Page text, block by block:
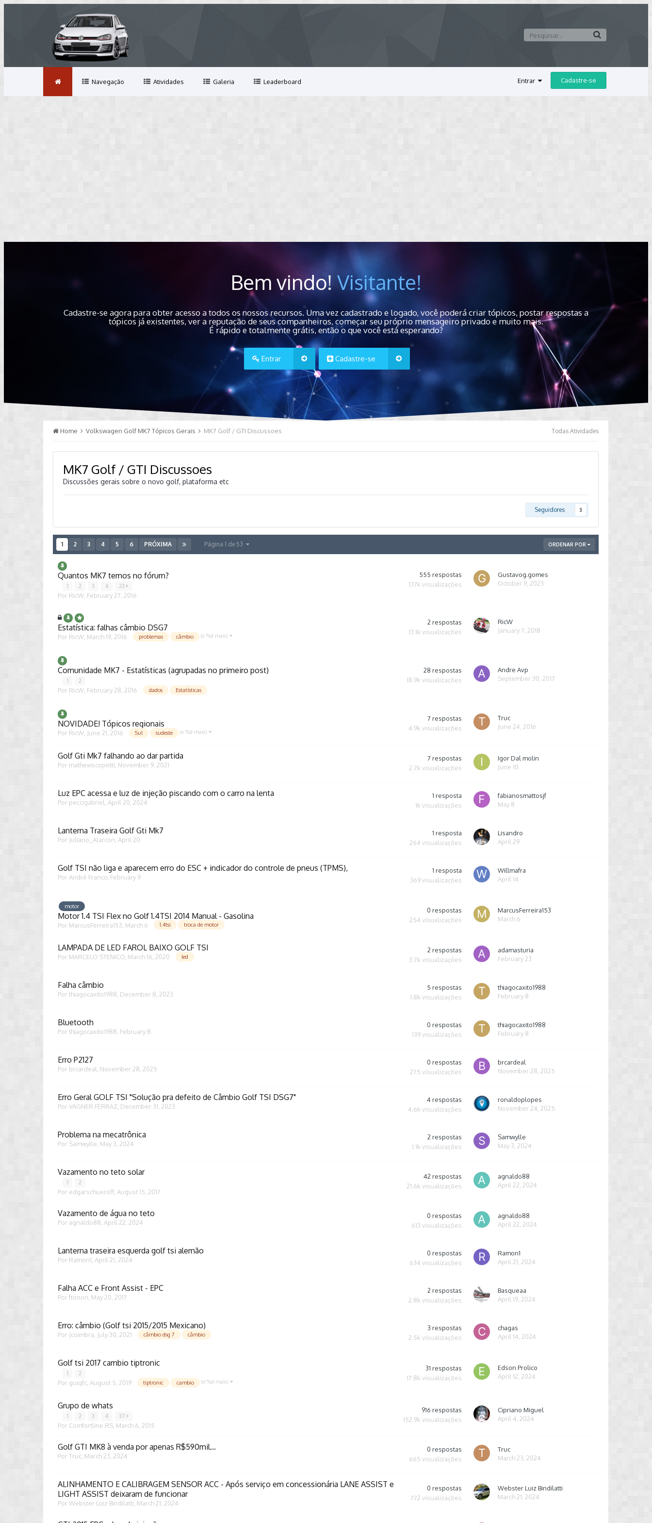
Entrar Cadastre-se
Navegação Atividades Galeria Leaderboard
Bem vindo!Visitante!
Cadastre-se agora para obter acesso a todos os nossos recursos. Uma vez cadastrado e logado, você poderá criar tópicos, postar respostas a
tópicos já existentes, ver a reputação de seus companheiros, começar seu próprio mensageiro privado e muito mais.
É rápido e totalmente grátis, então o que você está esperando?
Entrar Cadastre-se
Todas Atividades
Home Volkswagen Golf MK7 Tópicos Gerais MK7 Golf / GTI Discussoes
MK7 Golf / GTI Discussoes
Discussões gerais sobre o novo golf, plataforma etc
Seguidores 3
ORDENAR POR
1 2 3 4 5 6 PRÓXIMA Página 1 de 53
Quantos MK7 temos no fórum?
1 2 3 4 23
Por RicW February 27, 2016
555 respostas
137k visualizações
Gustavog.gomes
October 9, 2023
Estatística: falhas câmbio DSG7
Por RicW March 19, 2016 problemas câmbio (e %d mais)
2 respostas
13.1k visualizações
RicW
January 7, 2018
Comunidade MK7 - Estatísticas (agrupadas no primeiro post)
1 2
Por RicW February 28, 2016 dados Estatísticas
28 respostas
18.9k visualizações
Andre Avp
September 30, 2017
NOVIDADE! Tópicos regionais
Por RicW June 21, 2016 Sul sudeste (e %d mais)
7 respostas
4.9k visualizações
Truc
June 24, 2016
Golf Gti Mk7 falhando ao dar partida
Por mathewscopetti November 9, 2021
7 respostas
2.7k visualizações
Igor Dal molin
June 10
Luz EPC acessa e luz de injeção piscando com o carro na lenta
Por peccigabriel April 20, 2024
1 resposta
1k visualizações
fabianosmattosjf
May 8
Lanterna Traseira Golf Gti Mk7
Por Juliano_Alarcon April 20
1 resposta
264 visualizações
Lisandro
April 29
Golf TSI não liga e aparecem erro do ESC + indicador do controle de pneus (TPMS),
Por André Franco February 9
1 resposta
369 visualizações
Willmafra
April 14
motor
Motor 1.4 TSI Flex no Golf 1.4TSI 2014 Manual - Gasolina
Por MarcusFerreira153 March 6 1.4tsi troca de motor
0 respostas
254 visualizações
MarcusFerreira153
March 6
LAMPADA DE LED FAROL BAIXO GOLF TSI
Por MARCELO STENICO March 16, 2020 led
2 respostas
3.7k visualizações
adamasturia
February 23
Falha câmbio
Porthiagocaxito1988 December 8, 2023
5 respostas
1.8k visualizações
thiagocaxito1988
February 8
Bluetooth
Porthiagocaxito1988 February 8
0 respostas
139 visualizações
thiagocaxito1988
February 8
Erro P2127
Por brcardeal November 28, 2025
0 respostas
275 visualizações
brcardeal
November 28, 2025
Erro Geral GOLF TSI "Solução pra defeito de Câmbio Golf TSI DSG7"
PorVAGNER FERRAZ December 31, 2023
4 respostas
4.6k visualizações
ronaldoplopes
November 24, 2025
Problema na mecatrônica
Por Samwylle May 3, 2024
2 respostas
1.1k visualizações
Samwylle
May 3, 2024
Vazamento no teto solar
1 2
Por edgarschueroff, August 15, 2017
42 respostas
21.6k visualizações
agnaldo88
April 22, 2024
Vazamento de água no teto
Por agnaldo88 April 22, 2024
0 respostas
613 visualizações
agnaldo88
April 22, 2024
Lanterna traseira esquerda golf tsi alemão
Por Ramon1 April 21, 2024
0 respostas
634 visualizações
Ramon1
April 21, 2024
Falha ACC e Front Assist - EPC
Porftonon May 20, 2017
2 respostas
2.8k visualizações
Basqueaa
April 19, 2024
Erro: câmbio (Golf tsi 2015/2015 Mexicano)
Por Jcoimbra July 30, 2021 câmbio dsg 7 câmbio
3 respostas
2.5k visualizações
chagas
April 14, 2024
Golf tsi 2017 cambio tiptronic
1 2
Por guiqfc August 5, 2019 tiptronic cambio (e %d mais)
31 respostas
17.8k visualizações
Edson Prolico
April 12, 2024
Grupo de whats
1 2 3 4 37
Por Comfortline RS March 6, 2015
916 respostas
152.9k visualizações
Cipriano Miguel
April 4, 2024
Golf GTI MK8 à venda por apenas R$590mil...
PorTruc March 23, 2024
0 respostas
665 visualizações
Truc
March 23, 2024
ALINHAMENTO E CALIBRAGEM SENSOR ACC - Após serviço em concessionária LANE ASSIST e
LIGHT ASSIST deixaram de funcionar
PorWebster Luiz Bindilatti March 21, 2024
0 respostas
772 visualizações
Webster Luiz Bindilatti
March 21, 2024